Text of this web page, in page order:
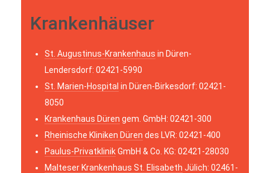
Krankenhäuser
St. Augustinus-Krankenhaus in Düren-
Lendersdorf: 02421-5990
St. Marien-Hospital in Düren-Birkesdorf: 02421-
8050
Krankenhaus Düren gem. GmbH: 02421-300
Rheinische Kliniken Düren des LVR: 02421-400
Paulus-PrivatklinikGmbH & Co. KG: 02421-28030
Malteser Krankenhaus St. Elisabeth Jülich: 02461-